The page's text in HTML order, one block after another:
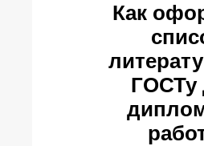
Как
ГОСТу